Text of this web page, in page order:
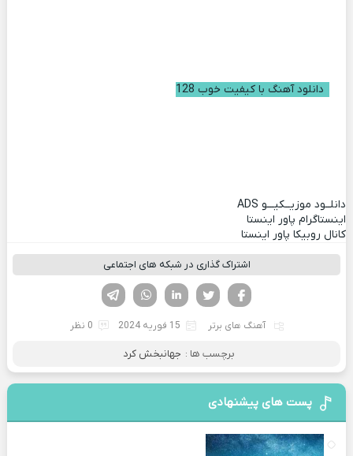
دانلود آهنگ با کیفیت خوب 128
دانلــود موزیــکیـــو ADS
اینستاگرام پاور اینستا
کانال روبیکا پاور اینستا
اشتراک گذاری در شبکه های اجتماعی
لینکدین تویتر
فیسوک
آهنگ های برتر 15 فوریه 2024 0 نظر
برچسب ها : جهانبخش کرد
پست های پیشنهادی